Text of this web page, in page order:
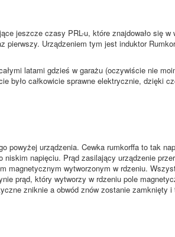
jeszcze czasy PRL-u, które znajdowało się w
pierwszy. Urządzeniem tym jest induktor
latami gdzieś w garażu (oczywiście nie
było całkowicie sprawne elektrycznie, dzięki
powyżej urządzenia. Cewka rumkorffa to tak
napięciu. Prąd zasilający urządzenie
magnetycznym wytworzonym w rdzeniu.
prąd, który wytworzy w rdzeniu pole
zniknie a obwód znów zostanie zamknięty